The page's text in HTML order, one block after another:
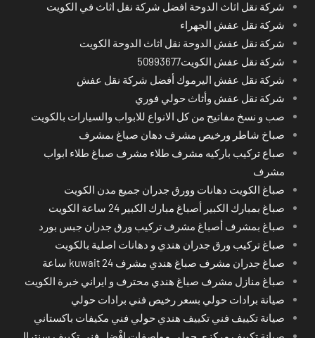
شركة نقل اثاث الدوحة افضل شركة نقل اثاث في الكويت
شركة نقل عفش الجهراء
شركة نقل عفش الدوحة نقل اثاث الدوحة الكويت
شركة نقل عفش الكويت50993677
شركة نقل عفش اليرموك أفضل شركة نقل عفش
شركة نقل عفش وأثاث حولي فوري
صب و نسخ مفاتيح من كل الانواع للابواب والسيارات بالكويت
صباخ شاطر ورخيص مشرف دهان صباغ بمشرف
صباع تركيب باركيه مشرف طلاء مشرف صباغ طلاء ابواب
مشرف
صباغ الكويت دهانات وورق جدران جميع مدن الكويت
صباغ بمبارك الكبير أصباغ مبارك الكبير 24 ساعة الكويت
صباغ بمشرف أصباغ مشرف تركيب ورق جدران جبس بورد
صباغ تركيب ورق جدران هندي و دهانات اصلية بالكويت
صباغ جدران مشرف صباغ هندي مشرف kuwait 24 ساعة
صباغ منازل مشرف صباغ هندي محترف و ايراني خبرة الكويت
صيانة برادات حولي بسعر رخيص فني برادات حولي
صيانة تكييف فني تكييف هندي حولي فني مكيفات باكستاني